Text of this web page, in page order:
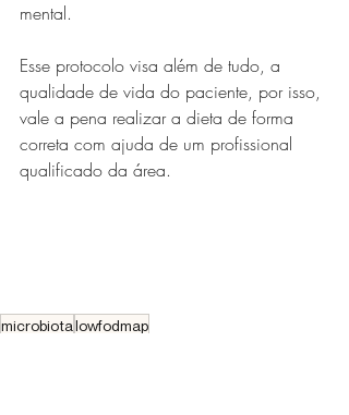
mental.
Esse protocolo visa além de tudo, a
qualidade de vida do paciente, por isso,
vale a pena realizar a dieta de forma
correta com ajuda de um profissional
qualificado da área.
microbiotalowfodmap